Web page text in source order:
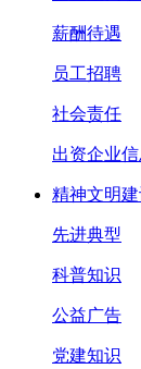
薪酬待遇
员工招聘
社会责任
出资企业
精神文明
先进典型
科普知识
公益广告
党建知识